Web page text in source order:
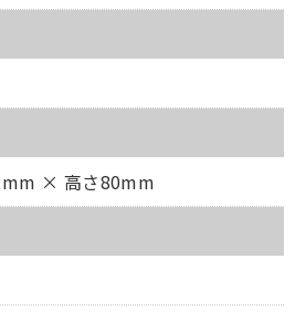
× 高さ80mm